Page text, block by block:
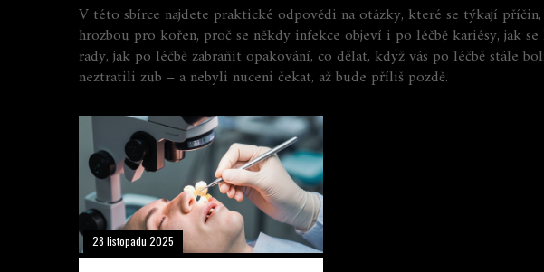
V této sbírce najdete praktické odpovědi na otázky, které se týkají
hrozbou pro kořen, proč se někdy infekce objeví i po léčbě kariésy, jak
rady, jak po léčbě zabraňit opakování, co dělat, když vás po léčbě stále
neztratili zub – a nebyli nuceni čekat, až bude příliš pozdě.
28 listopadu 2025